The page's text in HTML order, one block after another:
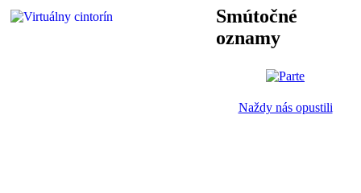
Smútočné
oznamy
Naždy nás opustili